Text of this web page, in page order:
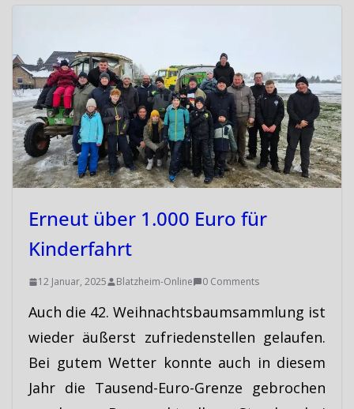
Erneut über 1.000 Euro für
Kinderfahrt
12 Januar, 2025 Blatzheim-Online 0 Comments
Auch die 42. Weihnachtsbaumsammlung ist
wieder äußerst zufriedenstellen gelaufen.
Bei gutem Wetter konnte auch in diesem
Jahr die Tausend-Euro-Grenze gebrochen